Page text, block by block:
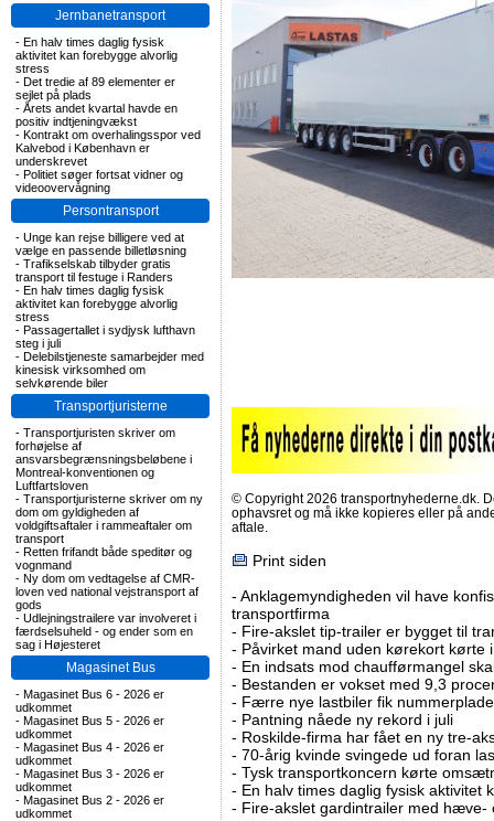
Jernbanetransport
- En halv times daglig fysisk
aktivitet kan forebygge alvorlig
stress
- Det tredie af 89 elementer er
sejlet på plads
- Årets andet kvartal havde en
positiv indtjeningvækst
- Kontrakt om overhalingsspor ved
Kalvebod i København er
underskrevet
- Politiet søger fortsat vidner og
videoovervågning
Persontransport
- Unge kan rejse billigere ved at
vælge en passende billetløsning
- Trafikselskab tilbyder gratis
transport til festuge i Randers
- En halv times daglig fysisk
aktivitet kan forebygge alvorlig
stress
- Passagertallet i sydjysk lufthavn
steg i juli
- Delebilstjeneste samarbejder med
kinesisk virksomhed om
selvkørende biler
Transportjuristerne
- Transportjuristen skriver om
forhøjelse af
ansvarsbegrænsningsbeløbene i
Montreal-konventionen og
Luftfartsloven
- Transportjuristerne skriver om ny
dom om gyldigheden af
voldgiftsaftaler i rammeaftaler om
transport
- Retten frifandt både speditør og
vognmand
- Ny dom om vedtagelse af CMR-
loven ved national vejstransport af
gods
- Udlejningstrailere var involveret i
færdselsuheld - og ender som en
sag i Højesteret
Magasinet Bus
- Magasinet Bus 6 - 2026 er
udkommet
- Magasinet Bus 5 - 2026 er
udkommet
- Magasinet Bus 4 - 2026 er
udkommet
- Magasinet Bus 3 - 2026 er
udkommet
- Magasinet Bus 2 - 2026 er
udkommet
© Copyright 2026 transportnyhederne.dk.
ophavsret og må ikke kopieres eller på
aftale.
Print siden
- Anklagemyndigheden vil have
transportfirma
- Fire-akslet tip-trailer er bygget til
- Påvirket mand uden kørekort kørte
- En indsats mod chaufførmangel
- Bestanden er vokset med 9,3
- Færre nye lastbiler fik
- Pantning nåede ny rekord i juli
- Roskilde-firma har fået en ny tre-
- 70-årig kvinde svingede ud foran
- Tysk transportkoncern kørte
- En halv times daglig fysisk aktivitet
- Fire-akslet gardintrailer med hæve-